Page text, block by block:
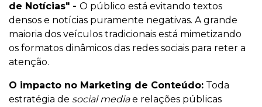
de Notícias" - O público está evitando textos
densos e notícias puramente negativas. A grande
maioria dos veículos tradicionais está mimetizando
os formatos dinâmicos das redes sociais para reter a
atenção.
O impacto no Marketing de Conteúdo: Toda
estratégia de social mediae relações públicas